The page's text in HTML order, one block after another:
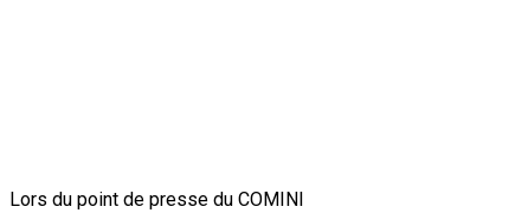
Lors du point de presse du COMINI